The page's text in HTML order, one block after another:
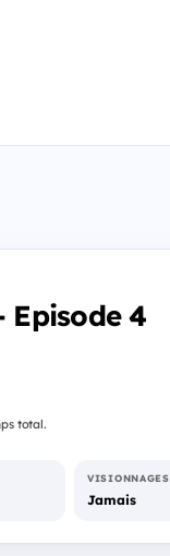
Episode 4
total.
VISIONNAGES
Jamais